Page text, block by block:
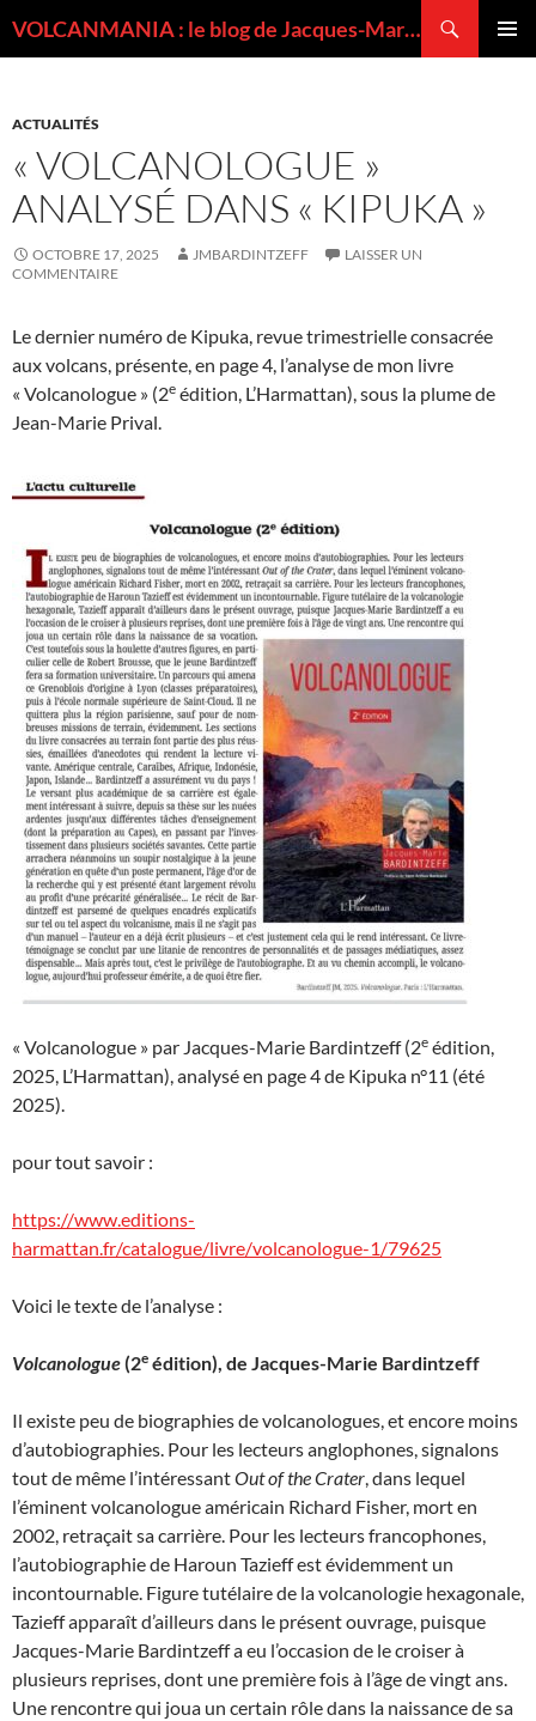
VOLCANMANIA : le blog de Jacques-Marie BARDINTZEFF, volcanologue
ACTUALITÉS
« VOLCANOLOGUE »
ANALYSÉ DANS « KIPUKA »
OCTOBRE 17, 2025 JMBARDINTZEFF
LAISSER UN
COMMENTAIRE
Le dernier numéro de Kipuka, revue trimestrielle consacrée
aux volcans, présente, en page 4, l’analyse de mon livre
« Volcanologue » (2e édition, L’Harmattan), sous la plume de
Jean-Marie Prival.
« Volcanologue » par Jacques-Marie Bardintzeff (2e édition,
2025, L’Harmattan), analysé en page 4 de Kipuka n°11 (été
2025).
pour tout savoir :
https://www.editions-
harmattan.fr/catalogue/livre/volcanologue-1/79625
Voici le texte de l’analyse :
Volcanologue(2e édition), de Jacques-Marie Bardintzeff
Il existe peu de biographies de volcanologues, et encore moins
d’autobiographies. Pour les lecteurs anglophones, signalons
tout de même l’intéressantOut of the Crater, dans lequel
l’éminent volcanologue américain Richard Fisher, mort en
2002, retraçait sa carrière. Pour les lecteurs francophones,
l’autobiographie de Haroun Tazieff est évidemment un
incontournable. Figure tutélaire de la volcanologie hexagonale,
Tazieff apparaît d’ailleurs dans le présent ouvrage, puisque
Jacques-Marie Bardintzeff a eu l’occasion de le croiser à
plusieurs reprises, dont une première fois à l’âge de vingt ans.
Une rencontre qui joua un certain rôle dans la naissance de sa